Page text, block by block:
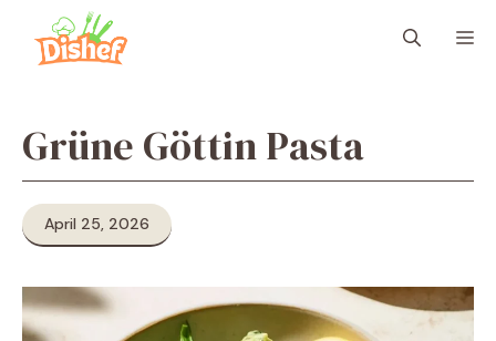
Inhalt
springen
Grüne Göttin Pasta
April 25, 2026